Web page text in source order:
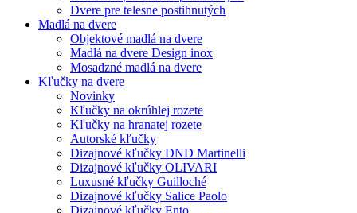
Dvere pre telesne postihnutých
Madlá na dvere
Objektové madlá na dvere
Madlá na dvere Design inox
Mosadzné madlá na dvere
Kľučky na dvere
Novinky
Kľučky na okrúhlej rozete
Kľučky na hranatej rozete
Autorské kľučky
Dizajnové kľučky DND Martinelli
Dizajnové kľučky OLIVARI
Luxusné kľučky Guilloché
Dizajnové kľučky Salice Paolo
Dizajnové kľučky Ento